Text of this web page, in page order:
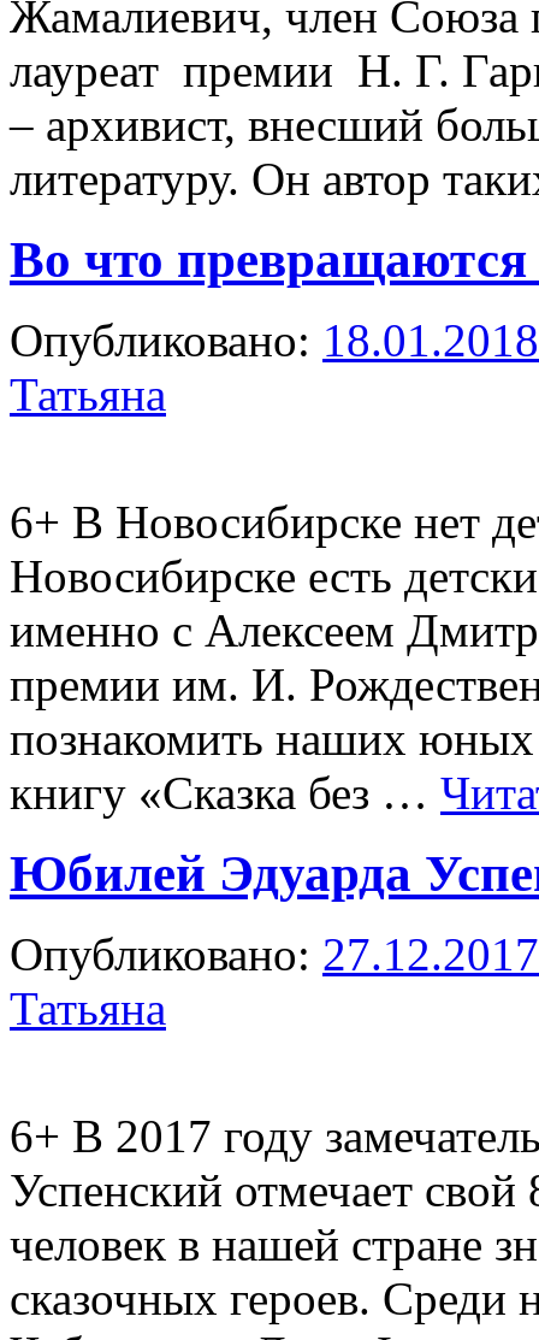
Жамалиевич, член
лауреат премии Н. Г.
– архивист, внесший
литературу. Он автор
Во что
Опубликовано: 18.01.2018
Татьяна
6+ В Новосибирске нет
Новосибирске есть
именно с Алексеем
премии им. И.
познакомить наших юных
книгу «Сказка без …
Юбилей Эдуарда
Опубликовано: 27.12.2017
Татьяна
6+ В 2017 году
Успенский отмечает
человек в нашей стране
сказочных героев. Среди